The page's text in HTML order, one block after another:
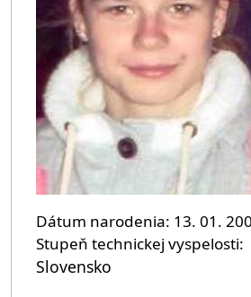
Dátum narodenia 13. 01.
Stupeň technickej vyspelosti
Slovensko